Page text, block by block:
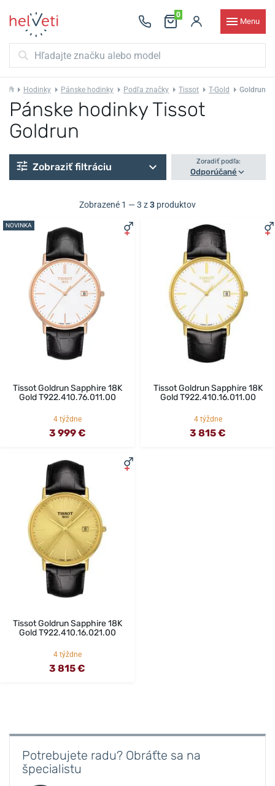
0
Menu
Hodinky Pánske hodinky Podľa značky Tissot T-Gold Goldrun
Pánske hodinky Tissot
Goldrun
Zobraziť filtráciu Zoradiť podľa:
Odporúčané
Zobrazené 1 — 3 z3 produktov
NOVINKA
Tissot Goldrun Sapphire 18K
Gold T922.410.76.011.00
4 týždne
3 999 €
Tissot Goldrun Sapphire 18K
Gold T922.410.16.011.00
4 týždne
3 815 €
Tissot Goldrun Sapphire 18K
Gold T922.410.16.021.00
4 týždne
3 815 €
Potrebujete radu? Obráťte sa na
špecialistu